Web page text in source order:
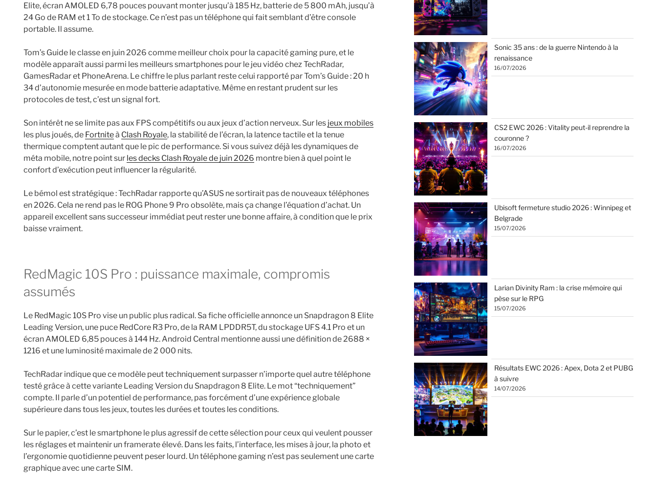
Elite, écran AMOLED 6,78 pouces pouvant monter jusqu’à 185 Hz, batterie de 5 800 mAh, jusqu’à
24 Go de RAM et 1 To de stockage. Ce n’est pas un téléphone qui fait semblant d’être console
portable. Il assume.
Tom’s Guide le classe en juin 2026 comme meilleur choix pour la capacité gaming pure, et le
modèle apparaît aussi parmi les meilleurs smartphones pour le jeu vidéo chez TechRadar,
GamesRadar et PhoneArena. Le chiffre le plus parlant reste celui rapporté par Tom’s Guide : 20 h
34 d’autonomie mesurée en mode batterie adaptative. Même en restant prudent sur les
protocoles de test, c’est un signal fort.
Son intérêt ne se limite pas aux FPS compétitifs ou aux jeux d’action nerveux. Sur les jeux mobiles
les plus joués, de Fortniteà Clash Royale, la stabilité de l’écran, la latence tactile et la tenue
thermique comptent autant que le pic de performance. Si vous suivez déjà les dynamiques de
méta mobile, notre point sur les decks Clash Royale de juin 2026 montre bien à quel point le
confort d’exécution peut influencer la régularité.
Le bémol est stratégique : TechRadar rapporte qu’ASUS ne sortirait pas de nouveaux téléphones
en 2026. Cela ne rend pas le ROG Phone 9 Pro obsolète, mais ça change l’équation d’achat. Un
appareil excellent sans successeur immédiat peut rester une bonne affaire, à condition que le prix
baisse vraiment.
RedMagic 10S Pro : puissance maximale, compromis
assumés
Le RedMagic 10S Pro vise un public plus radical. Sa fiche officielle annonce un Snapdragon 8 Elite
Leading Version, une puce RedCore R3 Pro, de la RAM LPDDR5T, du stockage UFS 4.1 Pro et un
écran AMOLED 6,85 pouces à 144 Hz. Android Central mentionne aussi une définition de 2688 ×
1216 et une luminosité maximale de 2 000 nits.
TechRadar indique que ce modèle peut techniquement surpasser n’importe quel autre téléphone
testé grâce à cette variante Leading Version du Snapdragon 8 Elite. Le mot “techniquement”
compte. Il parle d’un potentiel de performance, pas forcément d’une expérience globale
supérieure dans tous les jeux, toutes les durées et toutes les conditions.
Sur le papier, c’est le smartphone le plus agressif de cette sélection pour ceux qui veulent pousser
les réglages et maintenir un framerate élevé. Dans les faits, l’interface, les mises à jour, la photo et
l’ergonomie quotidienne peuvent peser lourd. Un téléphone gaming n’est pas seulement une carte
graphique avec une carte SIM.
Sonic 35 ans : de la guerre Nintendo à la
renaissance
16/07/2026
CS2 EWC 2026 : Vitality peut-il reprendre la
couronne ?
16/07/2026
Ubisoft fermeture studio 2026 : Winnipeg et
Belgrade
15/07/2026
Larian Divinity Ram : la crise mémoire qui
pèse sur le RPG
15/07/2026
Résultats EWC 2026 : Apex, Dota 2 et PUBG
à suivre
14/07/2026